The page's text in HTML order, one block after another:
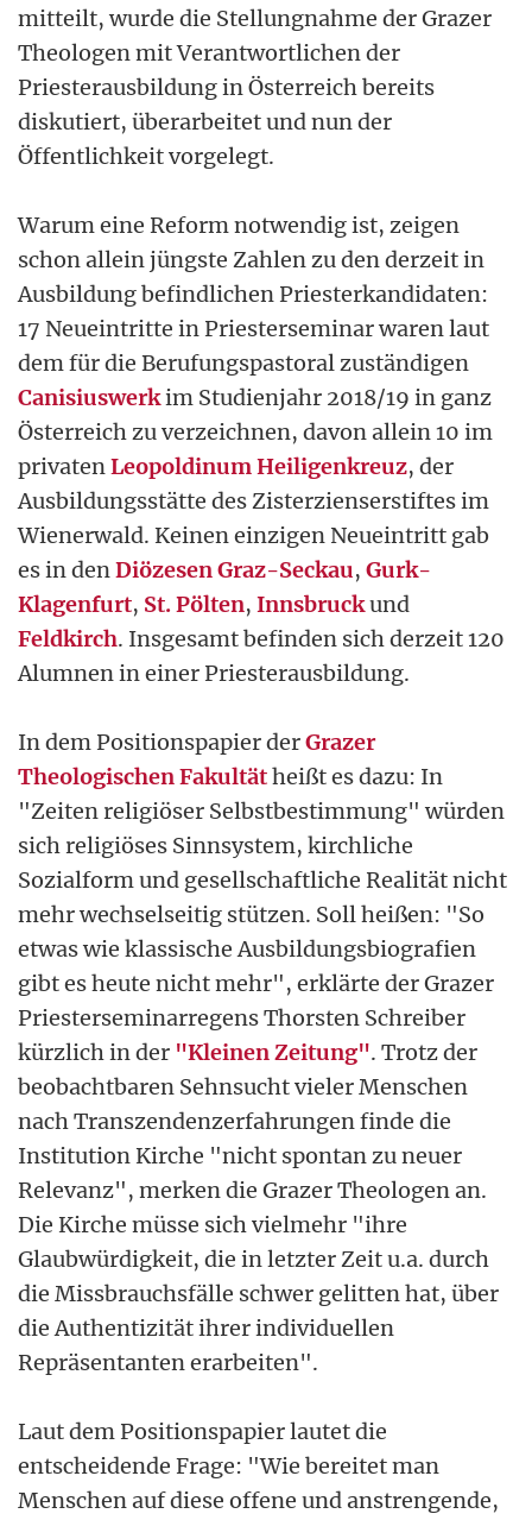
mitteilt, wurde die Stellungnahme der Grazer
Theologen mit Verantwortlichen der
Priesterausbildung in Österreich bereits
diskutiert, überarbeitet und nun der
Öffentlichkeit vorgelegt.
Warum eine Reform notwendig ist, zeigen
schon allein jüngste Zahlen zu den derzeit in
Ausbildung befindlichen Priesterkandidaten:
17 Neueintritte in Priesterseminar waren laut
dem für die Berufungspastoral zuständigen
Canisiuswerkim Studienjahr 2018/19 in ganz
Österreich zu verzeichnen, davon allein 10 im
privatenLeopoldinum Heiligenkreuz, der
Ausbildungsstätte des Zisterzienserstiftes im
Wienerwald. Keinen einzigen Neueintritt gab
es in denDiözesen Graz-Seckau, Gurk-
Klagenfurt, St. Pölten, Innsbruckund
Feldkirch. Insgesamt befinden sich derzeit 120
Alumnen in einer Priesterausbildung.
In dem Positionspapier derGrazer
Theologischen Fakultätheißt es dazu: In
"Zeiten religiöser Selbstbestimmung" würden
sich religiöses Sinnsystem, kirchliche
Sozialform und gesellschaftliche Realität nicht
mehr wechselseitig stützen. Soll heißen: "So
etwas wie klassische Ausbildungsbiografien
gibt es heute nicht mehr", erklärte der Grazer
Priesterseminarregens Thorsten Schreiber
kürzlich in der "Kleinen Zeitung". Trotz der
beobachtbaren Sehnsucht vieler Menschen
nach Transzendenzerfahrungen finde die
Institution Kirche "nicht spontan zu neuer
Relevanz", merken die Grazer Theologen an.
Die Kirche müsse sich vielmehr "ihre
Glaubwürdigkeit, die in letzter Zeit u.a. durch
die Missbrauchsfälle schwer gelitten hat, über
die Authentizität ihrer individuellen
Repräsentanten erarbeiten".
Laut dem Positionspapier lautet die
entscheidende Frage: "Wie bereitet man
Menschen auf diese offene und anstrengende,